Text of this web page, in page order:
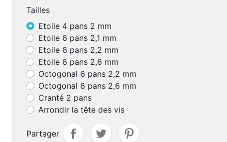
BRAS DE PLAQUETTES -
CHARNIÈRES
Bras de plaquettes à souder
Bras de plaquettes à incruster
Charnières à souder
AUTOCOLLANTS DE
MONTAGES
Standards
Hydrophobes
Tailles
Etoile 4 pans 2 mm
Etoile 6 pans 2,1 mm
Etoile 6 pans 2,2 mm
Etoile 6 pans 2,6 mm
Octogonal 6 pans 2,2 mm
Octogonal 6 pans 2,6 mm
Cranté 2 pans
Arrondir la tête des vis
Partager